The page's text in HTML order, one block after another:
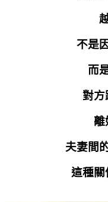
不是
而
對方
離
夫妻間
這種關